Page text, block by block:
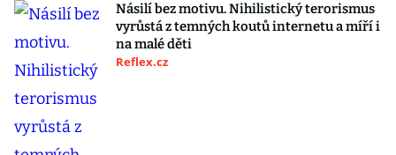
Násilí bez motivu. Nihilistický terorismus
vyrůstá z temných koutů internetu a míří i
na malé děti
Reflex.cz